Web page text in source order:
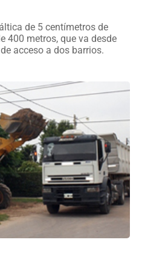
de 5 centímetros de
400 metros, que va desde
acceso a dos barrios.